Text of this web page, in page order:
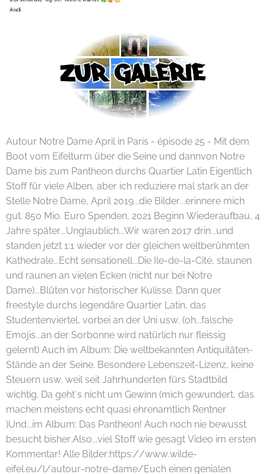
Autour Notre Dame April in Paris - épisode 25 - Mit dem
Boot vom Eifelturm über die Seine und dannvon Notre
Dame bis zum Pantheon durchs Quartier Latin Eigentlich
Stoff für viele Alben, aber ich reduziere mal stark an der
Stelle Notre Dame, April 2019...die Bilder...erinnere mich
gut. 850 Mio. Euro Spenden, 2021 Beginn Wiederaufbau, 4
Jahre später...Unglaublich...Wir waren 2017 drin...und
standen jetzt 1:1 wieder vor der gleichen weltberühmten
Kathedrale...Echt sensationell...Die Ile-de-la-Cité, staunen
und raunen an vielen Ecken (nicht nur bei Notre
Dame)...Blüten vor historischer Kulisse. Dann quer
freestyle durchs legendäre Quartier Latin, das
Studentenviertel, vorbei an der Uni usw. (oh...falsche
Emojis...an der Sorbonne wird natürlich nur fleissig
gelernt) Auch im Album: Die weltbekannten Antiquitäten-
Stände an der Seine. Besondere Lebenszeit-Lizenz, keine
Steuern usw. weil seit Jahrhunderten fürs Stadtbild
wichtig. Da geht´s nicht um Gewinn (mich gewundert, das
machen meistens echt quasi ehrenamtlich Rentner
)Und...im Album: Das Pantheon! Auch noch nie bewusst
besucht bisher.Also...viel Stoff wie gesagt Video im ersten
Kommentar! Alle Bilder:https://www.wilde-
eifel.eu/l/autour-notre-dame/Euch einen genialen